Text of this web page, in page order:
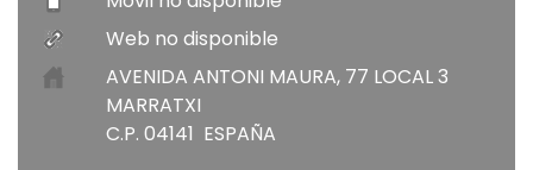
Móvil no disponible
Web no disponible
AVENIDA ANTONI MAURA, 77 LOCAL 3
MARRATXI
C.P. 04141 ESPAÑA